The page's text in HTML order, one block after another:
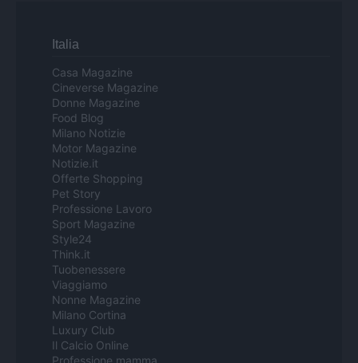
Italia
Casa Magazine
Cineverse Magazine
Donne Magazine
Food Blog
Milano Notizie
Motor Magazine
Notizie.it
Offerte Shopping
Pet Story
Professione Lavoro
Sport Magazine
Style24
Think.it
Tuobenessere
Viaggiamo
Nonne Magazine
Milano Cortina
Luxury Club
Il Calcio Online
Professione mamma